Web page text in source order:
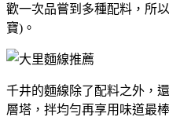
歡一次品嘗到多種配料，所
寶)。
千井的麵線除了配料之外，
層塔，拌均勻再享用味道最